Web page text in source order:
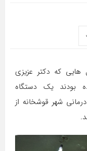
قول هایی که دکتر عزیزی
بودند یک دستگاه
شهر قوشخانه از